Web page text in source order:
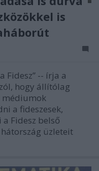
is
Fidesz” -- írja a
hogy állítólag
médiumok
a fideszesek,
Fidesz belső
üzleteit